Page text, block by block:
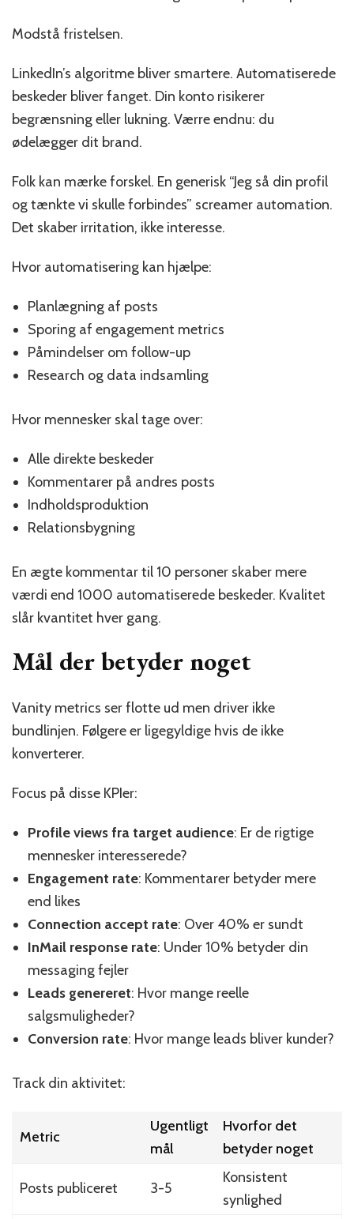
Modstå fristelsen.
LinkedIn’s algoritme bliver smartere. Automatiserede
beskeder bliver fanget. Din konto risikerer
begrænsning eller lukning. Værre endnu: du
ødelægger dit brand.
Folk kan mærke forskel. En generisk “Jeg så din profil
og tænkte vi skulle forbindes” screamer automation.
Det skaber irritation, ikke interesse.
Hvor automatisering kan hjælpe:
Planlægning af posts
Sporing af engagement metrics
Påmindelser om follow-up
Research og data indsamling
Hvor mennesker skal tage over:
Alle direkte beskeder
Kommentarer på andres posts
Indholdsproduktion
Relationsbygning
En ægte kommentar til 10 personer skaber mere
værdi end 1000 automatiserede beskeder. Kvalitet
slår kvantitet hver gang.
Mål der betyder noget
Vanity metrics ser flotte ud men driver ikke
bundlinjen. Følgere er ligegyldige hvis de ikke
konverterer.
Focus på disse KPIer:
Profile views fra target audience: Er de rigtige
mennesker interesserede?
Engagement rate: Kommentarer betyder mere
end likes
Connection accept rate: Over 40% er sundt
InMail response rate: Under 10% betyder din
messaging fejler
Leads genereret: Hvor mange reelle
salgsmuligheder?
Conversion rate: Hvor mange leads bliver kunder?
Track din aktivitet:
Metric
Ugentligt
mål
Hvorfor det
betyder noget
Posts publiceret 3-5
Konsistent
synlighed